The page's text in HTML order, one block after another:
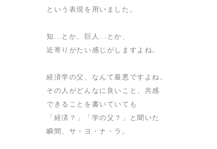
という表現を用いました。
知…とか、巨人…とか、
近寄りがたい感じがしますよね。
経済学の父、なんて最悪ですよね。
その人がどんなに良いこと、共感
できることを書いていても
「経済？」「学の父？」と聞いた
瞬間、サ・ヨ・ナ・ラ。